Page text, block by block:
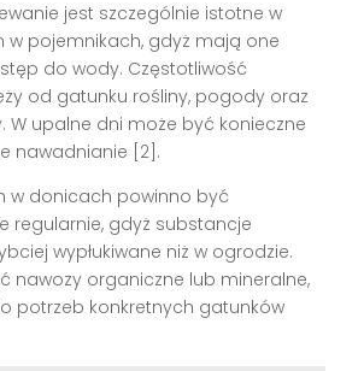
jest szczególnie istotne w
w pojemnikach, gdyż mają one
do wody. Częstotliwość
od gatunku rośliny, pogody oraz
W upalne dni może być konieczne
nawadnianie [2].
w donicach powinno być
regularnie, gdyż substancje
wypłukiwane niż w ogrodzie.
nawozy organiczne lub mineralne,
potrzeb konkretnych gatunków